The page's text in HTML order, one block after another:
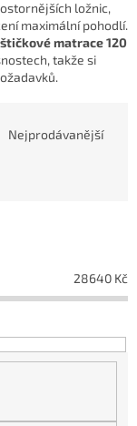
ložnic,
maximální pohodlí.
matrace 120
takže si
Nejprodávanější
28640 Kč